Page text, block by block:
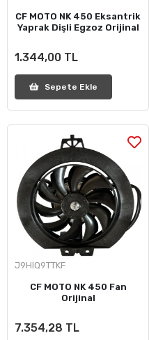
CF MOTO NK 450 Eksantrik
Yaprak Dişli Egzoz Orijinal
1.344,00 TL
Sepete Ekle
J9HIQ9TTKF
CF MOTO NK 450 Fan
Orijinal
7.354,28 TL